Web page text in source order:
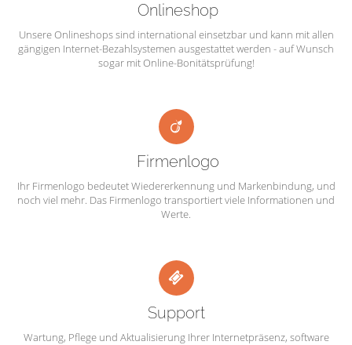
Onlineshop
Unsere Onlineshops sind international einsetzbar und kann mit allen
gängigen Internet-Bezahlsystemen ausgestattet werden - auf Wunsch
sogar mit Online-Bonitätsprüfung!
Firmenlogo
Ihr Firmenlogo bedeutet Wiedererkennung und Markenbindung, und
noch viel mehr. Das Firmenlogo transportiert viele Informationen und
Werte.
Support
Wartung, Pflege und Aktualisierung Ihrer Internetpräsenz, software